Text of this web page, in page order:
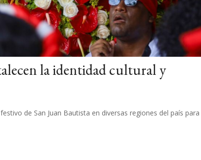
la identidad cultural y
de San Juan Bautista en diversas regiones del país para